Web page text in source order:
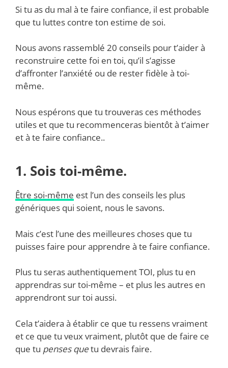
Si tu as du mal à te faire confiance, il est probable
que tu luttes contre ton estime de soi.
Nous avons rassemblé 20 conseils pour t’aider à
reconstruire cette foi en toi, qu’il s’agisse
d’affronter l’anxiété ou de rester fidèle à toi-
même.
Nous espérons que tu trouveras ces méthodes
utiles et que tu recommenceras bientôt à t’aimer
et à te faire confiance..
1. Sois toi-même.
Être soi-même est l’un des conseils les plus
génériques qui soient, nous le savons.
Mais c’est l’une des meilleures choses que tu
puisses faire pour apprendre à te faire confiance.
Plus tu seras authentiquement TOI, plus tu en
apprendras sur toi-même – et plus les autres en
apprendront sur toi aussi.
Cela t’aidera à établir ce que tu ressens vraiment
et ce que tu veux vraiment, plutôt que de faire ce
que tu penses quetu devrais faire.